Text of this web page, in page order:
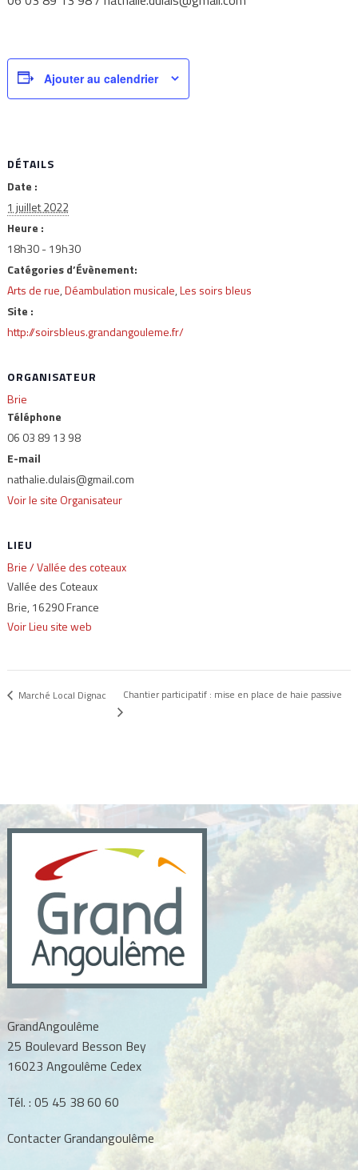
Ajouter au calendrier
DÉTAILS
Date :
1 juillet 2022
Heure :
18h30 - 19h30
Catégories d’Évènement:
Arts de rue,Déambulation musicale,Les soirs bleus
Site :
http://soirsbleus.grandangouleme.fr/
LIEU
Brie / Vallée des coteaux
Vallée des Coteaux
Brie,16290France
Voir Lieu site web
ORGANISATEUR
Brie
Téléphone
06 03 89 13 98
E-mail
nathalie.dulais@gmail.com
Voir le site Organisateur
Marché Local Dignac Chantier participatif : mise en place de haie passive
GrandAngoulême
25 Boulevard Besson Bey
16023 Angoulême Cedex
Tél. : 05 45 38 60 60
Contacter Grandangoulême